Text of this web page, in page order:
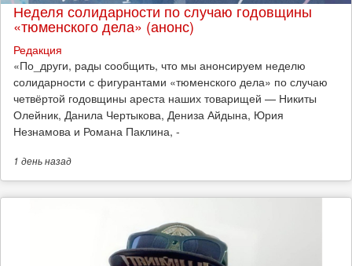
Неделя солидарности по случаю годовщины
«тюменского дела» (анонс)
Редакция
​«По_други, рады сообщить, что мы анонсируем неделю
солидарности с фигурантами «тюменского дела» по случаю
четвёртой годовщины ареста наших товарищей — Никиты
Олейник, Данила Чертыкова, Дениза Айдына, Юрия
Незнамова и Романа Паклина, -
1 деньназад